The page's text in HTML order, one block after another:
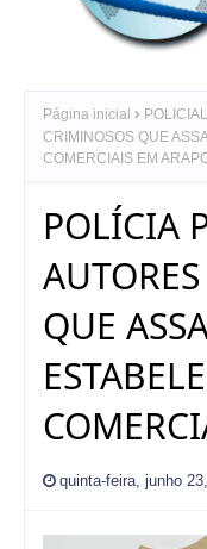
Página inicial POLICIAL
CRIMINOSOS QUE
COMERCIAIS EM
POLÍCIA
QUE
quinta-feira, junho